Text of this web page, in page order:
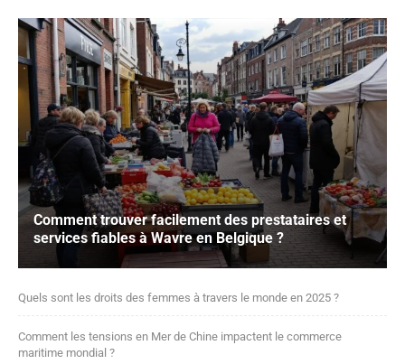
Comment trouver facilement des prestataires et
services fiables à Wavre en Belgique ?
Quels sont les droits des femmes à travers le monde en 2025 ?
Comment les tensions en Mer de Chine impactent le commerce
maritime mondial ?